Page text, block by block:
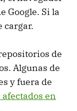
Google. Si la
cargar.
de
Algunas de
y fuera de
en